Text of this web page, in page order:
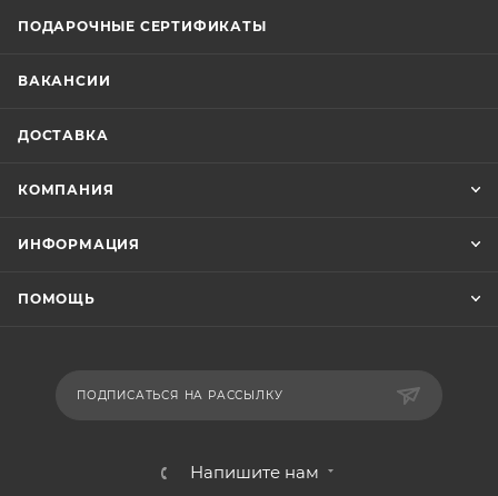
ПОДАРОЧНЫЕ СЕРТИФИКАТЫ
ВАКАНСИИ
ДОСТАВКА
КОМПАНИЯ
ИНФОРМАЦИЯ
ПОМОЩЬ
ПОДПИСАТЬСЯ НА РАССЫЛКУ
Напишите нам